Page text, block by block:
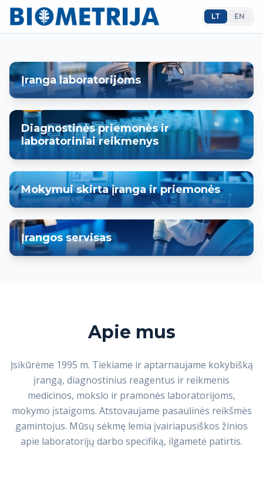
LT EN
Įranga laboratorijoms
Diagnostinės priemonės ir
laboratoriniai reikmenys
Mokymui skirta įranga ir priemonės
Įrangos servisas
Apie mus
Įsikūrėme 1995 m. Tiekiame ir aptarnaujame kokybišką
įrangą, diagnostinius reagentus ir reikmenis
medicinos, mokslo ir pramonės laboratorijoms,
mokymo įstaigoms. Atstovaujame pasaulinės reikšmės
gamintojus. Mūsų sėkmę lemia įvairiapusiškos žinios
apie laboratorijų darbo specifiką, ilgametė patirtis.